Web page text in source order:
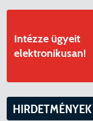
Intézze ügyeit
elektronikusan!
HIRDETMÉNYEK